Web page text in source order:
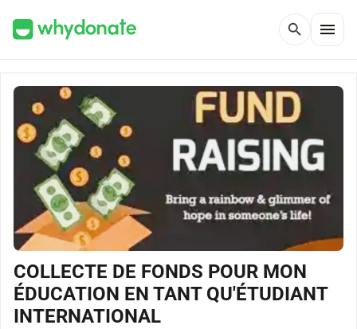
search menu
COLLECTE DE FONDS POUR MON
ÉDUCATION EN TANT QU'ÉTUDIANT
INTERNATIONAL